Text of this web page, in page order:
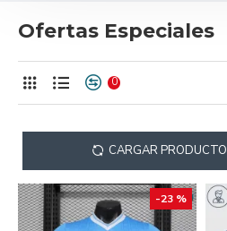
Ofertas Especiales
0
CARGAR
-23 %